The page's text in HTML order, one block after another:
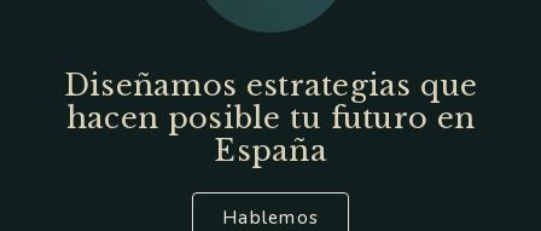
Diseñamos estrategias que
hacen posible tu futuro en
España
Hablemos